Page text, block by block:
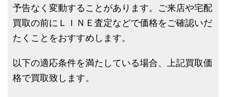
予告なく変動することがあります。ご来店や宅配
買取の前にＬＩＮＥ査定などで価格をご確認いだ
たくことをおすすめします。
以下の適応条件を満たしている場合、上記買取価
格で買取致します。